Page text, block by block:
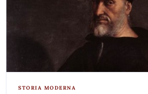
STORIA MODERNA